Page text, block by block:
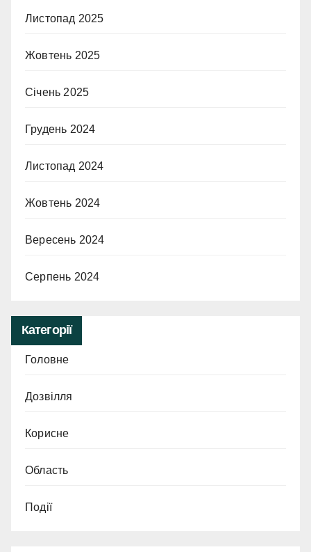
Листопад 2025
Жовтень 2025
Січень 2025
Грудень 2024
Листопад 2024
Жовтень 2024
Вересень 2024
Серпень 2024
Категорії
Головне
Дозвілля
Корисне
Область
Події